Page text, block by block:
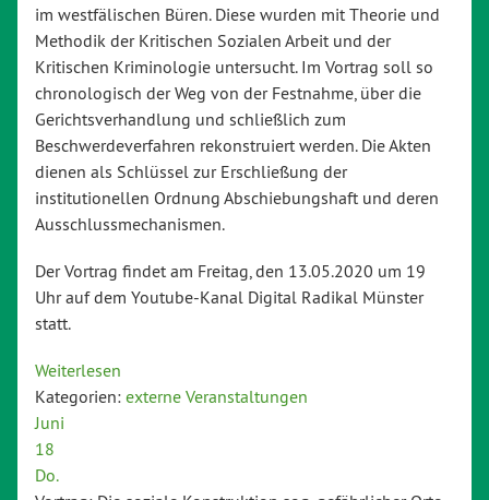
im westfälischen Büren. Diese wurden mit Theorie und
Methodik der Kritischen Sozialen Arbeit und der
Kritischen Kriminologie untersucht. Im Vortrag soll so
chronologisch der Weg von der Festnahme, über die
Gerichtsverhandlung und schließlich zum
Beschwerdeverfahren rekonstruiert werden. Die Akten
dienen als Schlüssel zur Erschließung der
institutionellen Ordnung Abschiebungshaft und deren
Ausschlussmechanismen.
Der Vortrag findet am Freitag, den 13.05.2020 um 19
Uhr auf dem Youtube-Kanal Digital Radikal Münster
statt.
Weiterlesen
Kategorien: externe Veranstaltungen
Juni
18
Do.